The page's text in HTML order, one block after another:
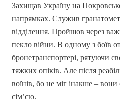
Захищав Україну на
напрямках. Служив
відділення. Пройшов через
пекло війни. В одному з боїв
бронетранспортері, рятуючи
тяжких опіків. Але після
воїнів, бо не міг інакше –
сім’єю.